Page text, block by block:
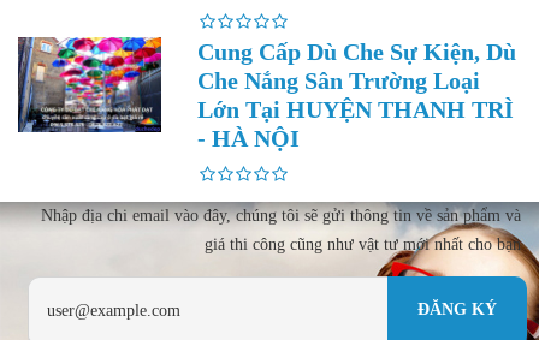
Cung Cấp Dù Che Sự Kiện, Dù
Che Nắng Sân Trường Loại
Lớn Tại HUYỆN THANH TRÌ
- HÀ NỘI
Nhập địa chi email vào đây, chúng tôi sẽ gửi thông tin về sản phẩm và
giá thi công cũng như vật tư mới nhất cho bạn